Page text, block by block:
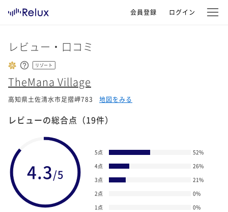
会員登録 ログイン
レビュー・口コミ
リゾート
TheMana Village
高知県土佐清水市足摺岬783 地図をみる
レビューの総合点 （19件）
4.3/5
5点 52%
4点
26%
3点
21%
2点
0%
1点
0%